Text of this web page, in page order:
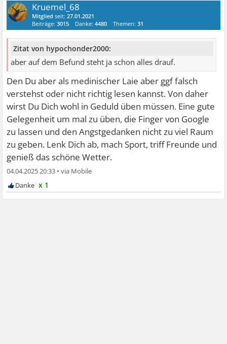
Kruemel_68
Mitglied seit:27.01.2021
Beiträge:3015 Danke:4480 Themen:31
Zitat von hypochonder2000:
aber auf dem Befund steht ja schon alles drauf.
Den Du aber als medinischer Laie aber ggf falsch
verstehst oder nicht richtig lesen kannst. Von daher
wirst Du Dich wohl in Geduld üben müssen. Eine gute
Gelegenheit um mal zu üben, die Finger von Google
zu lassen und den Angstgedanken nicht zu viel Raum
zu geben. Lenk Dich ab, mach Sport, triff Freunde und
genieß das schöne Wetter.
04.04.2025 20:33 •
x 1